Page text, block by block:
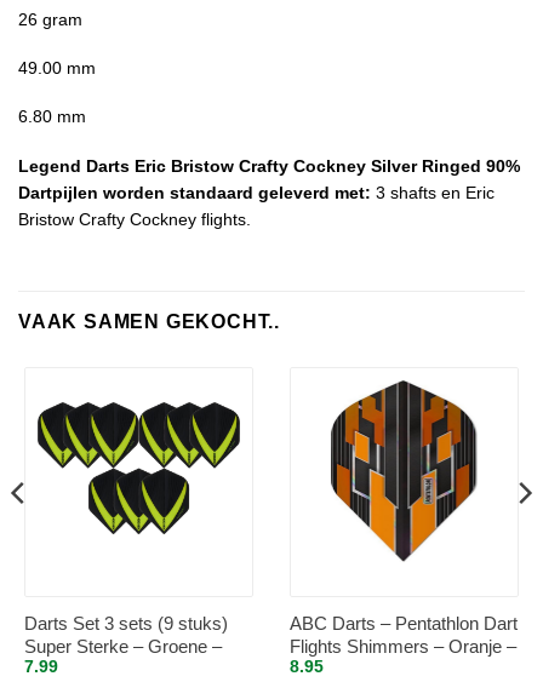
26 gram
49.00 mm
6.80 mm
Legend Darts Eric Bristow Crafty Cockney Silver Ringed 90%
Dartpijlen worden standaard geleverd met: 3 shafts en Eric
Bristow Crafty Cockney flights.
VAAK SAMEN GEKOCHT..
Darts Set 3 sets (9 stuks)
Super Sterke – Groene –
Vista-X – flights – darts
7.99
ABC Darts – Pentathlon Dart
Flights Shimmers – Oranje –
5 sets
8.95